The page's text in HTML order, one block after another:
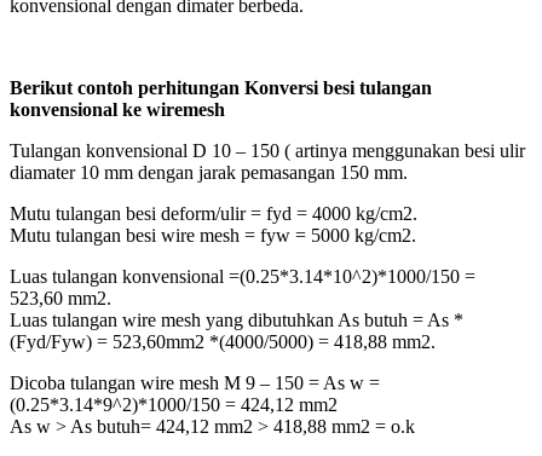
konvensional dengan dimater berbeda.
Berikut contoh perhitungan Konversi besi tulangan
konvensional ke wiremesh
Tulangan konvensional D 10 – 150 ( artinya menggunakan besi ulir
diamater 10 mm dengan jarak pemasangan 150 mm.
Mutu tulangan besi deform/ulir = fyd = 4000 kg/cm2.
Mutu tulangan besi wire mesh = fyw = 5000 kg/cm2.
Luas tulangan konvensional =(0.25*3.14*10^2)*1000/150 =
523,60 mm2.
Luas tulangan wire mesh yang dibutuhkan As butuh = As *
(Fyd/Fyw) = 523,60mm2 *(4000/5000) = 418,88 mm2.
Dicoba tulangan wire mesh M 9 – 150 = As w =
(0.25*3.14*9^2)*1000/150 = 424,12 mm2
As w > As butuh= 424,12 mm2 > 418,88 mm2 = o.k